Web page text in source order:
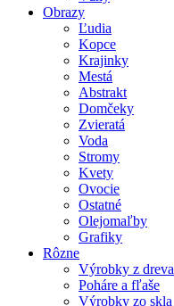
Obrazy
Ľudia
Kopce
Krajinky
Mestá
Abstrakt
Domčeky
Zvieratá
Voda
Stromy
Kvety
Ovocie
Ostatné
Olejomaľby
Grafiky
Rôzne
Výrobky z dreva
Poháre a fľaše
Výrobky zo skla